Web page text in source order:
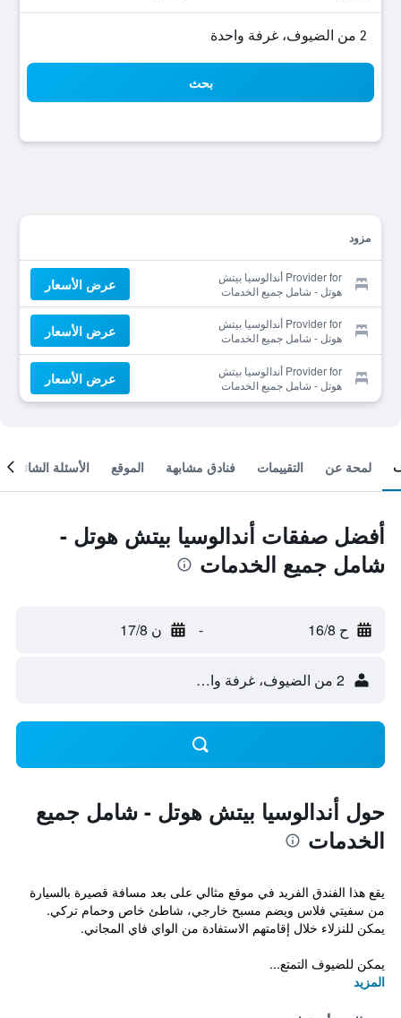
2 من الضيوف، غرفة واحدة
بحث
مزود
Provider for أندالوسيا بيتش
هوتل - شامل جميع الخدمات
عرض الأسعار
Provider for أندالوسيا بيتش
هوتل - شامل جميع الخدمات
عرض الأسعار
Provider for أندالوسيا بيتش
هوتل - شامل جميع الخدمات
عرض الأسعار
لمحة عن التقييمات فنادق مشابهة الموقع الأسئلة الشائعة
أفضل صفقات أندالوسيا بيتش هوتل -
شامل جميع الخدمات
ح 16/8 - ن 17/8
2 من الضيوف، غرفة واحدة
حول أندالوسيا بيتش هوتل - شامل جميع
الخدمات
يقع هذا الفندق الفريد في موقع مثالي على بعد مسافة قصيرة بالسيارة
من سفيتي فلاس ويضم مسبح خارجي، شاطئ خاص وحمام تركي.
يمكن للنزلاء خلال إقامتهم الاستفادة من الواي فاي المجاني.
يمكن للضيوف التمتع...
المزيد